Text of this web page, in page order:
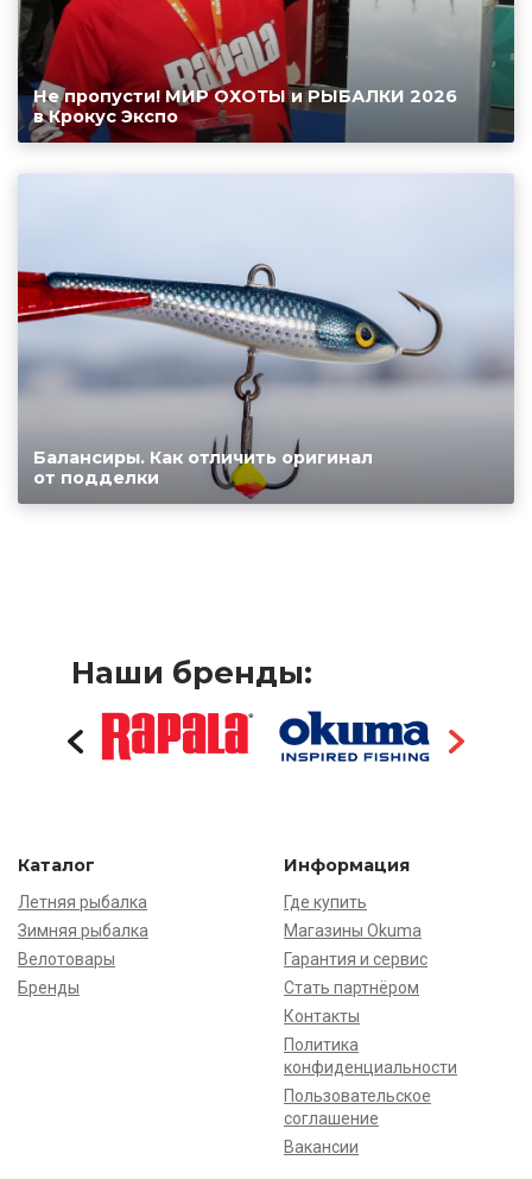
Не пропусти! МИР ОХОТЫ и РЫБАЛКИ 2026
в Крокус Экспо
Балансиры. Как отличить оригинал
от подделки
Наши бренды:
Каталог
Летняя рыбалка
Зимняя рыбалка
Велотовары
Бренды
Информация
Где купить
Магазины Okuma
Гарантия и сервис
Стать партнёром
Контакты
Политика
конфиденциальности
Пользовательское
соглашение
Вакансии